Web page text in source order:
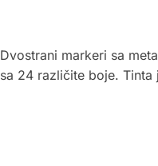
Dvostrani markeri sa
sa 24 različite boje. Tinta